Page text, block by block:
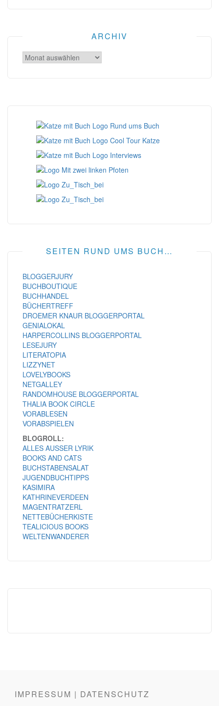
ARCHIV
Archiv
SEITEN RUND UMS BUCH…
BLOGGERJURY
BUCHBOUTIQUE
BUCHHANDEL
BÜCHERTREFF
DROEMER KNAUR BLOGGERPORTAL
GENIALOKAL
HARPERCOLLINS BLOGGERPORTAL
LESEJURY
LITERATOPIA
LIZZYNET
LOVELYBOOKS
NETGALLEY
RANDOMHOUSE BLOGGERPORTAL
THALIA BOOK CIRCLE
VORABLESEN
VORABSPIELEN
BLOGROLL:
ALLES AUSSER LYRIK
BOOKS AND CATS
BUCHSTABENSALAT
JUGENDBUCHTIPPS
KASIMIRA
KATHRINEVERDEEN
MAGENTRATZERL
NETTEBÜCHERKISTE
TEALICIOUS BOOKS
WELTENWANDERER
IMPRESSUM | DATENSCHUTZ